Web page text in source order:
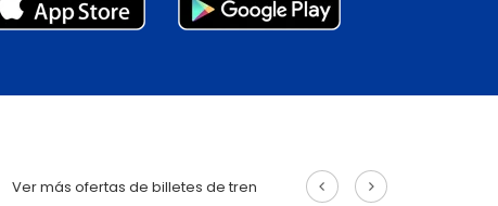
Ver más ofertas de billetes de tren